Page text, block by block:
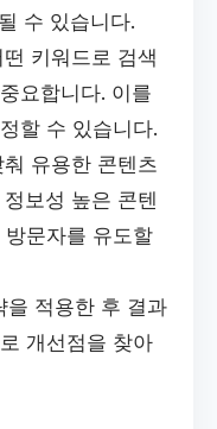
수 있습니다.
키워드로 검색
요합니다. 이를
할 수 있습니다.
유용한 콘텐츠
보성 높은 콘텐
문자를 유도할
을 적용한 후 결과
개선점을 찾아